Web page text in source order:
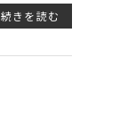
続きを読む